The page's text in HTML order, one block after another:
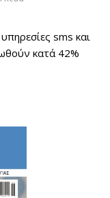
sms και
κατά 42%